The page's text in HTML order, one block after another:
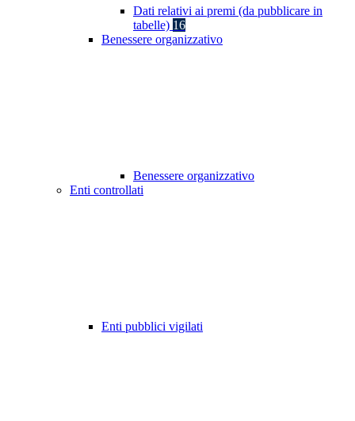
Dati relativi ai premi (da pubblicare in
tabelle) 16
Benessere organizzativo
Benessere organizzativo
Enti controllati
Enti pubblici vigilati